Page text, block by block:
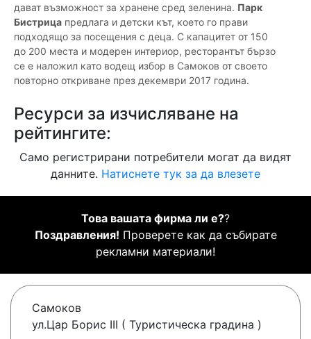
дават възможност за хранене сред зеленина. Парк
Бистрица предлага и детски кът, което го прави
подходящо за посещения с деца. С капацитет от 150
до 200 места и модерен интериор, ресторантът бързо
се е наложил като водещ избор в Самоков от своето
повторно откриване през декември 2017 година.
Ресурси за изчисляване на
рейтингите:
Само регистрирани потребители могат да видят
данните. Натиснете тук за да влезете
Това вашата фирма ли е??
Поздравления! Проверете как да събирате
рекламни материали!
Самоков
ул.Цар Борис III ( Туристическа градина )